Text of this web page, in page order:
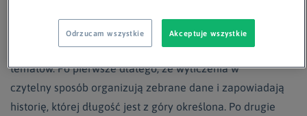
te oferujące X ciekawostek o…, czy też X mitów. To prosty
wzór, który może być z sukcesem zastosowany do wielu
tematów. Po pierwsze dlatego, że wyliczenia w
czytelny sposób organizują zebrane dane i zapowiadają
historię, której długość jest z góry określona. Po drugie
Odrzucam wszystkie Akceptuje wszystkie